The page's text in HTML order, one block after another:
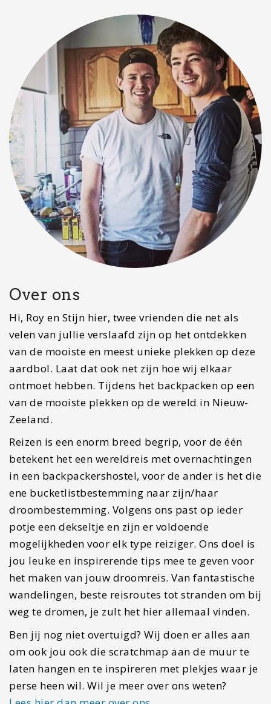
Over ons
Hi, Roy en Stijn hier, twee vrienden die net als
velen van jullie verslaafd zijn op het ontdekken
van de mooiste en meest unieke plekken op deze
aardbol. Laat dat ook net zijn hoe wij elkaar
ontmoet hebben. Tijdens het backpacken op een
van de mooiste plekken op de wereld in Nieuw-
Zeeland.
Reizen is een enorm breed begrip, voor de één
betekent het een wereldreis met overnachtingen
in een backpackershostel, voor de ander is het die
ene bucketlistbestemming naar zijn/haar
droombestemming. Volgens ons past op ieder
potje een dekseltje en zijn er voldoende
mogelijkheden voor elk type reiziger. Ons doel is
jou leuke en inspirerende tips mee te geven voor
het maken van jouw droomreis. Van fantastische
wandelingen, beste reisroutes tot stranden om bij
weg te dromen, je zult het hier allemaal vinden.
Ben jij nog niet overtuigd? Wij doen er alles aan
om ook jou ook die scratchmap aan de muur te
laten hangen en te inspireren met plekjes waar je
perse heen wil. Wil je meer over ons weten?